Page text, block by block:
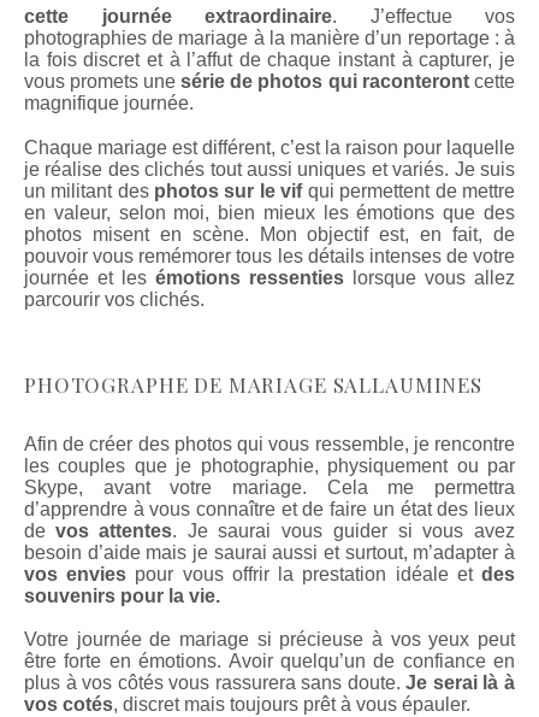
cette journée extraordinaire. J’effectue vos
photographies de mariage à la manière d’un reportage : à
la fois discret et à l’affut de chaque instant à capturer, je
vous promets une série de photos qui raconteront cette
magnifique journée.
Chaque mariage est différent, c’est la raison pour laquelle
je réalise des clichés tout aussi uniques et variés. Je suis
un militant des photos sur le vifqui permettent de mettre
en valeur, selon moi, bien mieux les émotions que des
photos misent en scène. Mon objectif est, en fait, de
pouvoir vous remémorer tous les détails intenses de votre
journée et les émotions ressenties lorsque vous allez
parcourir vos clichés.
PHOTOGRAPHE DE MARIAGE SALLAUMINES
Afin de créer des photos qui vous ressemble, je rencontre
les couples que je photographie, physiquement ou par
Skype, avant votre mariage. Cela me permettra
d’apprendre à vous connaître et de faire un état des lieux
de vos attentes. Je saurai vous guider si vous avez
besoin d’aide mais je saurai aussi et surtout, m’adapter à
vos envies pour vous offrir la prestation idéale et des
souvenirs pour la vie.
Votre journée de mariage si précieuse à vos yeux peut
être forte en émotions. Avoir quelqu’un de confiance en
plus à vos côtés vous rassurera sans doute. Je serai là à
vos cotés, discret mais toujours prêt à vous épauler.